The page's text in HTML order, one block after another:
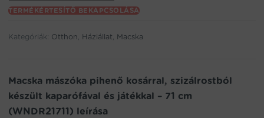
your
email
to
waitlist
this
product
TERMÉKÉRTESÍTŐ BEKAPCSOLÁSA
Kategóriák: Otthon, Háziállat, Macska
Macska mászóka pihenő kosárral, szizálrostból
készült kaparófával és játékkal – 71 cm
(WNDR21711) leírása